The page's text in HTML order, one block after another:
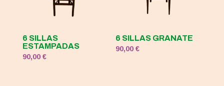
6 SILLAS
ESTAMPADAS
90,00 €
6 SILLAS GRANATE
90,00€